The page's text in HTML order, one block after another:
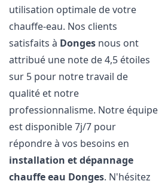
utilisation optimale de votre
chauffe-eau. Nos clients
satisfaits à Donges nous ont
attribué une note de 4,5 étoiles
sur 5 pour notre travail de
qualité et notre
professionnalisme. Notre équipe
est disponible 7j/7 pour
répondre à vos besoins en
installation et dépannage
chauffe eau Donges. N'hésitez